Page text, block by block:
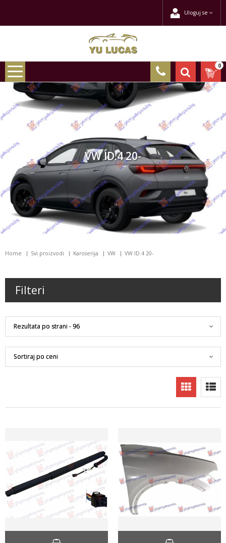
Uloguj se
0
VW ID.4 20-
Home Svi proizvodi Karoserija VW VW ID.4 20-
Filteri